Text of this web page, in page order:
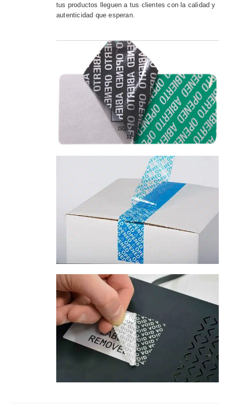
tus productos lleguen a tus clientes con la calidad y
autenticidad que esperan.